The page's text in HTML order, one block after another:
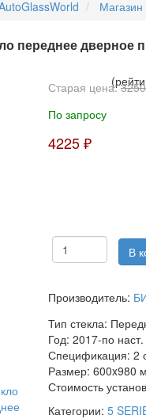
Магазин
переднее дверное
Старая цена:
По запросу
4225 ₽
Производитель:
Тип стекла:
Год: 2017-по
Спецификация: 2
Размер: 600x980
Стоимость
Категории: 5